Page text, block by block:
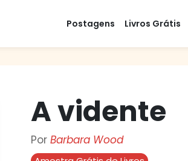
Postagens Livros Grátis
A vidente
Por Barbara Wood